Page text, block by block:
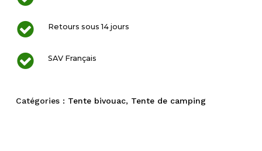
Retours sous 14 jours
SAV Français
Catégories : Tente bivouac, Tente de camping